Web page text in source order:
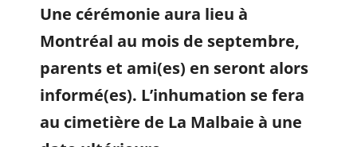
Une cérémonie aura lieu à
Montréal au mois de septembre,
parents et ami(es) en seront alors
informé(es). L’inhumation se fera
au cimetière de La Malbaie à une